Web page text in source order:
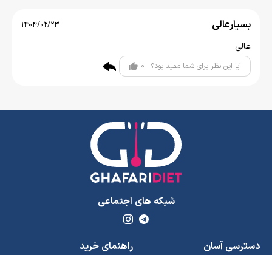
بسیارعالی 1404/02/23
عالی
آیا این نظر برای شما مفید بود؟ 0
شبکه های اجتماعی
دسترسی آسان راهنمای خرید